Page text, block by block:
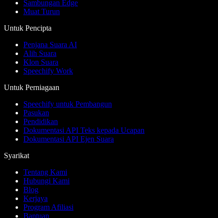
Sambungan Edge
Muat Turun
Untuk Pencipta
Penjana Suara AI
Alih Suara
Klon Suara
Speechify Work
Untuk Perniagaan
Speechify untuk Pembangun
Pasukan
Pendidikan
Dokumentasi API Teks kepada Ucapan
Dokumentasi API Ejen Suara
Syarikat
Tentang Kami
Hubungi Kami
Blog
Kerjaya
Program Afiliasi
Bantuan